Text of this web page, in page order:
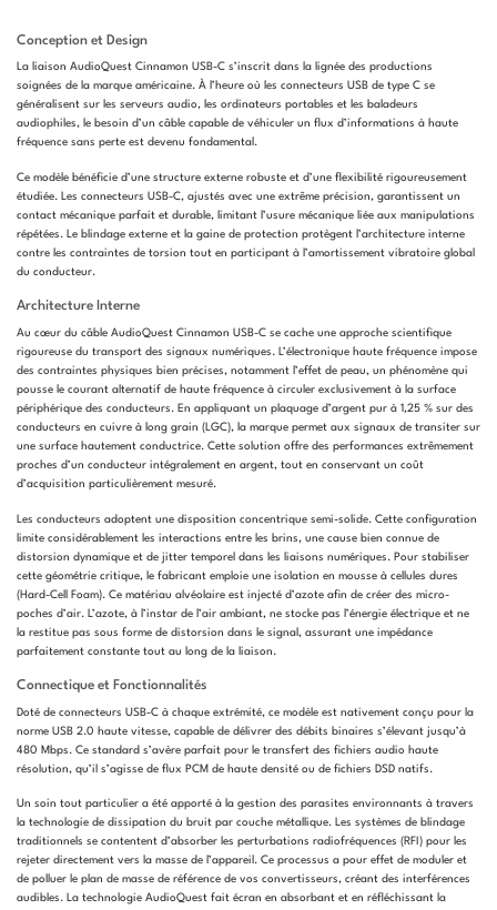
Conception et Design
La liaison AudioQuest Cinnamon USB-C s’inscrit dans la lignée des productions
soignées de la marque américaine. À l’heure où les connecteurs USB de type C se
généralisent sur les serveurs audio, les ordinateurs portables et les baladeurs
audiophiles, le besoin d’un câble capable de véhiculer un flux d’informations à haute
fréquence sans perte est devenu fondamental.
Ce modèle bénéficie d’une structure externe robuste et d’une flexibilité rigoureusement
étudiée. Les connecteurs USB-C, ajustés avec une extrême précision, garantissent un
contact mécanique parfait et durable, limitant l’usure mécanique liée aux manipulations
répétées. Le blindage externe et la gaine de protection protègent l’architecture interne
contre les contraintes de torsion tout en participant à l’amortissement vibratoire global
du conducteur.
Architecture Interne
Au cœur du câble AudioQuest Cinnamon USB-C se cache une approche scientifique
rigoureuse du transport des signaux numériques. L’électronique haute fréquence impose
des contraintes physiques bien précises, notamment l’effet de peau, un phénomène qui
pousse le courant alternatif de haute fréquence à circuler exclusivement à la surface
périphérique des conducteurs. En appliquant un plaquage d’argent pur à 1,25 % sur des
conducteurs en cuivre à long grain (LGC), la marque permet aux signaux de transiter sur
une surface hautement conductrice. Cette solution offre des performances extrêmement
proches d’un conducteur intégralement en argent, tout en conservant un coût
d’acquisition particulièrement mesuré.
Les conducteurs adoptent une disposition concentrique semi-solide. Cette configuration
limite considérablement les interactions entre les brins, une cause bien connue de
distorsion dynamique et de jitter temporel dans les liaisons numériques. Pour stabiliser
cette géométrie critique, le fabricant emploie une isolation en mousse à cellules dures
(Hard-Cell Foam). Ce matériau alvéolaire est injecté d’azote afin de créer des micro-
poches d’air. L’azote, à l’instar de l’air ambiant, ne stocke pas l’énergie électrique et ne
la restitue pas sous forme de distorsion dans le signal, assurant une impédance
parfaitement constante tout au long de la liaison.
Connectique et Fonctionnalités
Doté de connecteurs USB-C à chaque extrémité, ce modèle est nativement conçu pour la
norme USB 2.0 haute vitesse, capable de délivrer des débits binaires s’élevant jusqu’à
480 Mbps. Ce standard s’avère parfait pour le transfert des fichiers audio haute
résolution, qu’il s’agisse de flux PCM de haute densité ou de fichiers DSD natifs.
Un soin tout particulier a été apporté à la gestion des parasites environnants à travers
la technologie de dissipation du bruit par couche métallique. Les systèmes de blindage
traditionnels se contentent d’absorber les perturbations radiofréquences (RFI) pour les
rejeter directement vers la masse de l’appareil. Ce processus a pour effet de moduler et
de polluer le plan de masse de référence de vos convertisseurs, créant des interférences
audibles. La technologie AudioQuest fait écran en absorbant et en réfléchissant la